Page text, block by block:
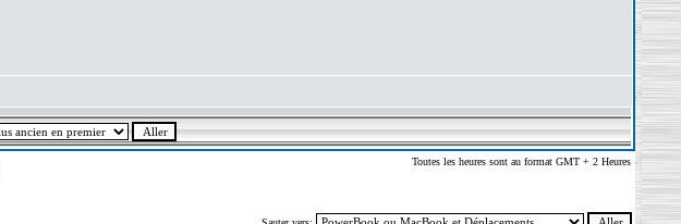
Toutes les heures sont au format GMT + 2 Heures